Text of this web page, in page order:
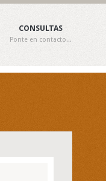
CONSULTAS
Ponte en contacto...